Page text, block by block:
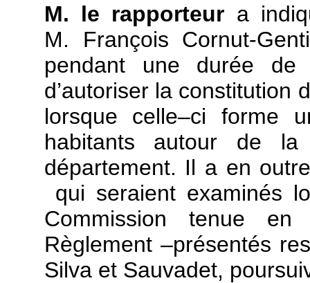
M. le rapporteur a
M. François Cornut-
pendant une durée
d’autoriser la constitution
lorsque celle–ci forme
habitants autour de
département. Il a en
qui seraient examinés
Commission tenue
Règlement –présentés
Silva et Sauvadet,